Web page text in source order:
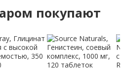
покупают